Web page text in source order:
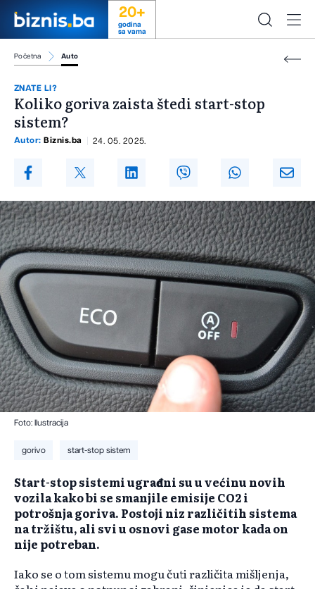
20+
godina
sa vama
Početna Auto
ZNATE LI?
Koliko goriva zaista štedi start-stop
sistem?
Autor: Biznis.ba 24. 05. 2025.
Foto: Ilustracija
gorivo start-stop sistem
Start-stop sistemi ugrađeni su u većinu novih
vozila kako bi se smanjile emisije CO2 i
potrošnja goriva. Postoji niz različitih sistema
na tržištu, ali svi u osnovi gase motor kada on
nije potreban.
Iako se o tom sistemu mogu čuti različita mišljenja,